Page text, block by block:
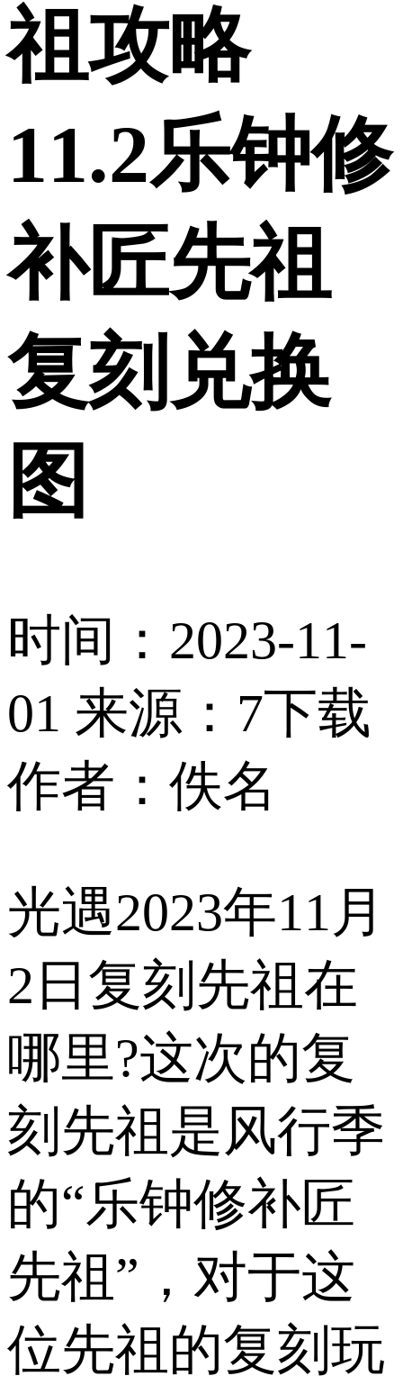
祖攻略
11.2乐钟修
补匠先祖
复刻兑换
图
时间：2023-11-
01 来源：7下载
作者：佚名
光遇2023年11月
2日复刻先祖在
哪里?这次的复
刻先祖是风行季
的“乐钟修补匠
先祖”，对于这
位先祖的复刻玩